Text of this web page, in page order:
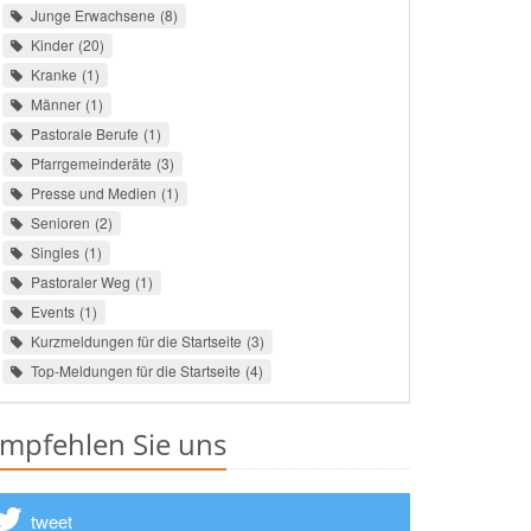
Junge Erwachsene 8
Kinder 20
Kranke 1
Männer 1
Pastorale Berufe 1
Pfarrgemeinderäte 3
Presse und Medien 1
Senioren 2
Singles 1
Pastoraler Weg 1
Events 1
Kurzmeldungen für die Startseite 3
Top-Meldungen für die Startseite 4
Sie uns
tweet